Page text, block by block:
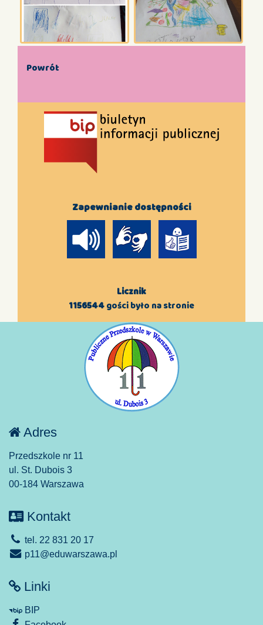
Powrót
Zapewnianie dostępności
Licznik
1156544gości było na stronie
Adres
Przedszkole nr 11
ul. St. Dubois 3
00-184 Warszawa
Kontakt
tel. 22 831 20 17
p11@eduwarszawa.pl
Linki
BIP